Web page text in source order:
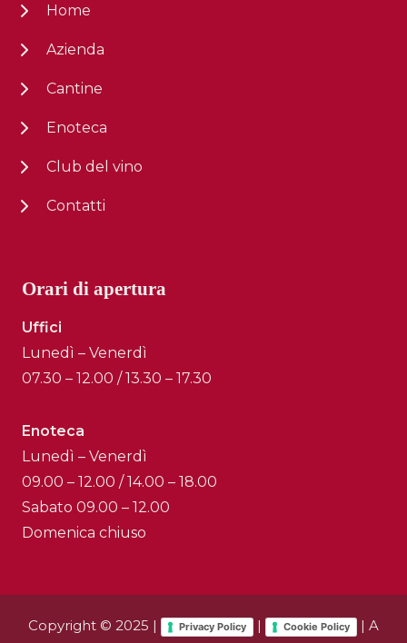
Home
Azienda
Cantine
Enoteca
Club del vino
Contatti
Orari di apertura
Uffici
Lunedì – Venerdì
07.30 – 12.00 / 13.30 – 17.30
Enoteca
Lunedì – Venerdì
09.00 – 12.00 / 14.00 – 18.00
Sabato 09.00 – 12.00
Domenica chiuso
Copyright © 2025 | Privacy Policy | Cookie Policy
| A